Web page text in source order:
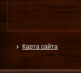
Карта сайта